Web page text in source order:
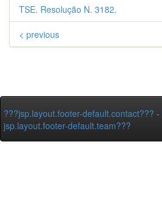
TSE. Resolução N. 3182.
< previous
???jsp.layout.footer-default.contact??? -
jsp.layout.footer-default.team???